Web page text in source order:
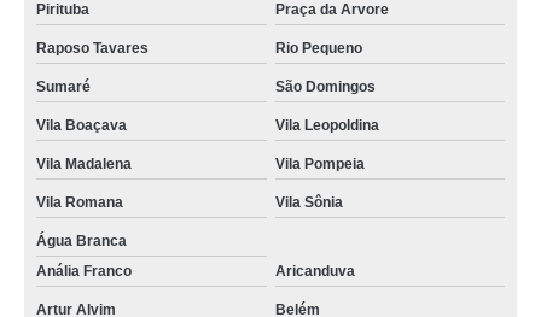
Pirituba Praça da Arvore
Raposo Tavares Rio Pequeno
Sumaré São Domingos
Vila Boaçava Vila Leopoldina
Vila Madalena Vila Pompeia
Vila Romana Vila Sônia
Água Branca
Anália Franco
Aricanduva
Artur Alvim Belém